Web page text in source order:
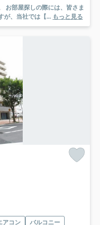
が、当社では【... もっと見る
アコン
バルコニー